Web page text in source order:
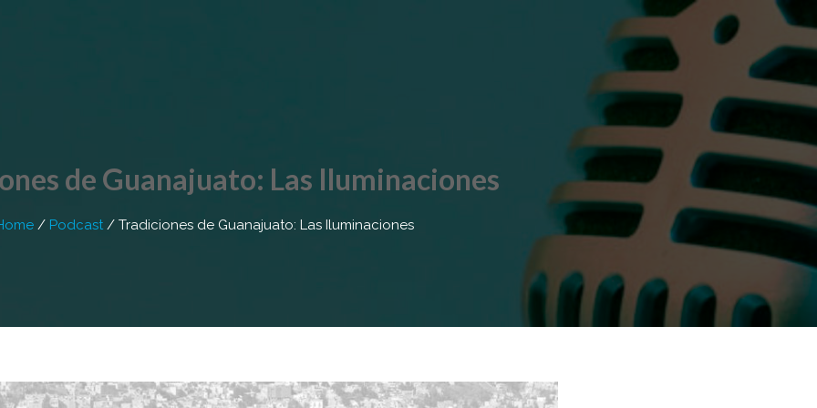
de Guanajuato: Las Iluminaciones
/ Podcast/ Tradiciones de Guanajuato: Las Iluminaciones